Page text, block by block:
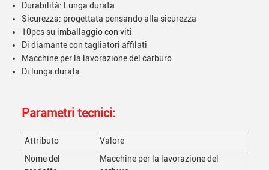
Durabilità: Lunga durata
Sicurezza: progettata pensando alla sicurezza
10pcs su imballaggio con viti
Di diamante con tagliatori affilati
Macchine per la lavorazione del carburo
Di lunga durata
Parametri tecnici:
Attributo
Valore
Nome del
Macchine per la lavorazione del